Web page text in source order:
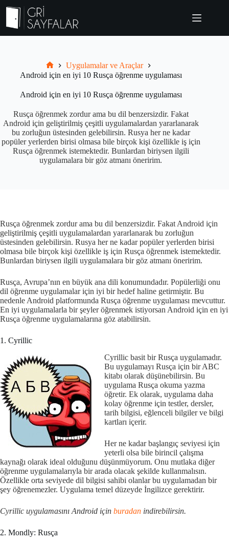
content
Grisayfalar.com
Uygulamalar ve Araçlar
Android için en iyi 10 Rusça öğrenme uygulaması
Android için en iyi 10 Rusça öğrenme uygulaması
Rusça öğrenmek zordur ama bu dil benzersizdir. Fakat
Android için geliştirilmiş çeşitli uygulamalardan yararlanarak
bu zorluğun üstesinden gelebilirsin. Rusya her ne kadar
popüler yerlerden birisi olmasa bile birçok kişi özellikle iş için
Rusça öğrenmek istemektedir. Bunlardan biriysen ilgili
uygulamalara bir göz atmanı öneririm.
Rusça öğrenmek zordur ama bu dil benzersizdir. Fakat Android için
geliştirilmiş çeşitli uygulamalardan yararlanarak bu zorluğun
üstesinden gelebilirsin. Rusya her ne kadar popüler yerlerden birisi
olmasa bile birçok kişi özellikle iş için Rusça öğrenmek istemektedir.
Bunlardan biriysen ilgili uygulamalara bir göz atmanı öneririm.
Rusça, Avrupa’nın en büyük ana dili konumundadır. Popülerliği onu
dil öğrenme uygulamalar için iyi bir hedef haline getirmiştir. Bu
nedenle Android platformunda Rusça öğrenme uygulaması mevcuttur.
En iyi uygulamalarla bir şeyler öğrenmek istiyorsan Android için en iyi
Rusça öğrenme uygulamalarına göz atabilirsin.
1. Cyrillic
Cyrillic basit bir Rusça uygulamadır.
Bu uygulamayı Rusça için bir ABC
kitabı olarak düşünebilirsin. Bu
uygulama Rusça okuma yazma
öğretir. Ek olarak, uygulama daha
kolay öğrenme için testler, dersler,
tarih bilgisi, eğlenceli bilgiler ve bilgi
kartları içerir.
Her ne kadar başlangıç seviyesi için
yeterli olsa bile birincil çalışma
kaynağı olarak ideal olduğunu düşünmüyorum. Onu mutlaka diğer
öğrenme uygulamalarıyla bir arada olacak şekilde kullanmalısın.
Özellikle orta seviyede dil bilgisi sahibi olanlar bu uygulamadan bir
şey öğrenemezler. Uygulama temel düzeyde İngilizce gerektirir.
Cyrillic uygulamasını Android için buradan indirebilirsin.
2. Mondly: Rusça